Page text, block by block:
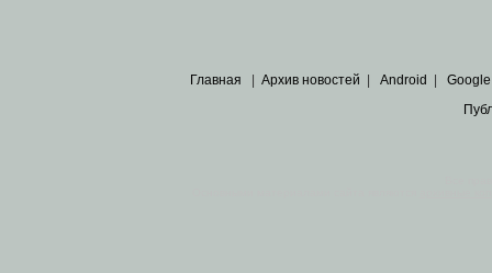
Главная Архив новостей Android Google